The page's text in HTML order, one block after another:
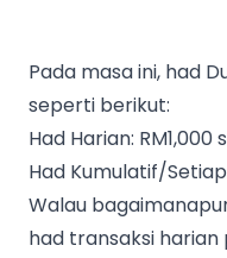
Pada masa ini, had
seperti berikut:
Had Harian: RM1,000
Had Kumulatif/
Walau
had transaksi